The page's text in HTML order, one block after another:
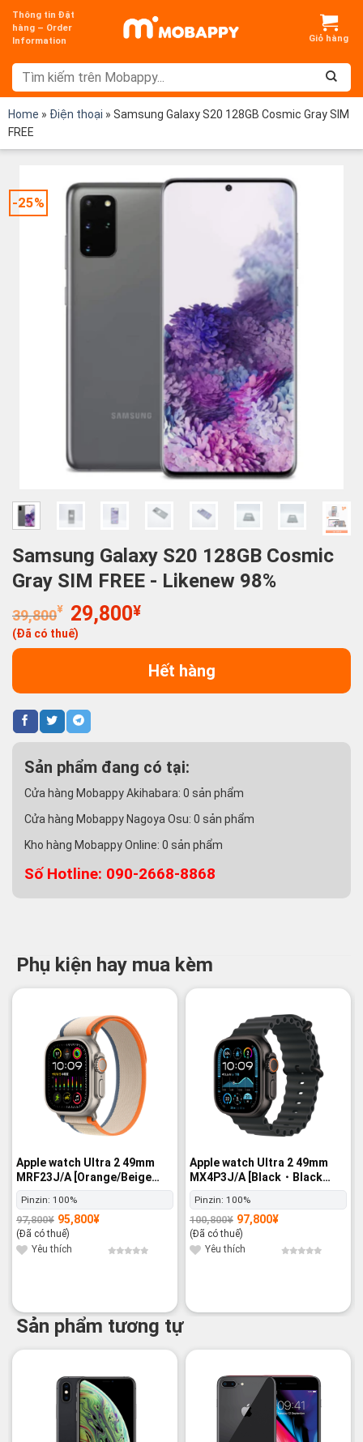
Chuyển
đến
dung
Thông tin Đặt
hàng – Order
Information
Home » Điện thoại » Samsung Galaxy S20 128GB Cosmic Gray SIM
FREE
-25%
Samsung Galaxy S20 128GB Cosmic
Gray SIM FREE - Likenew 98%
39,800¥
Giá
gốc
là:
29,800¥Giá
tại
là:
29,800¥.
(Đã có thuế)
Hết hàng
Sản phẩm đang có tại:
Cửa hàng Mobappy Akihabara: 0 sản phẩm
Cửa hàng Mobappy Nagoya Osu: 0 sản phẩm
Kho hàng Mobappy Online: 0 sản phẩm
Số Hotline: 090-2668-8868
Phụ kiện hay mua kèm
Apple watch Ultra 2 49mm
MRF23J/A [Orange/Beige
Trail Loop M/L] GPS+Cellular
- Nguyên hộp
Pinzin: 100%
97,800¥
Giá
gốc
là:
97,800¥.
95,800¥
Giá
hiện
tại
là:
95,800¥.
(Đã có thuế)
Yêu thích
Apple watch Ultra 2 49mm
MX4P3J/A [Black・Black
Ocean Band] GPS+Cellular -
Nguyên hộp
Pinzin: 100%
100,800¥
Giá
gốc
là:
100,800¥.
97,800¥
Giá
hiện
tại
là:
97,800¥.
(Đã có thuế)
Yêu thích
Sản phẩm tương tự